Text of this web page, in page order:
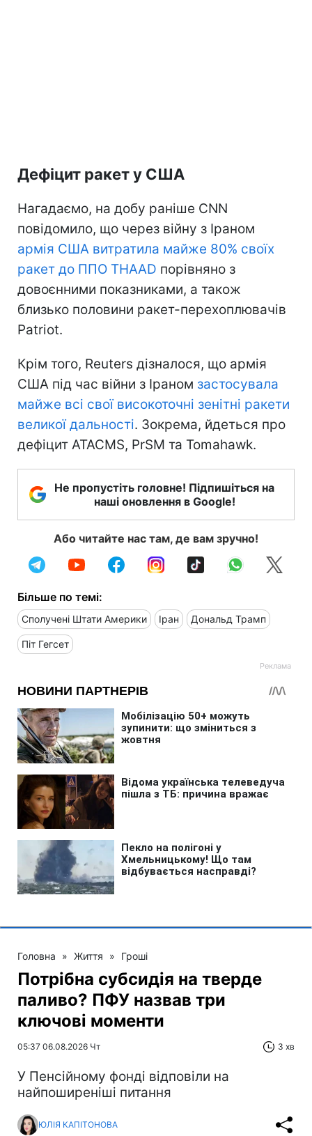
Дефіцит ракет у США
Нагадаємо, на добу раніше CNN
повідомило, що через війну з Іраном
армія США витратила майже 80% своїх
ракет до ППО THAAD порівняно з
довоєнними показниками, а також
близько половини ракет-перехоплювачів
Patriot.
Крім того, Reuters дізналося, що армія
США під час війни з Іраном застосувала
майже всі свої високоточні зенітні ракети
великої дальності. Зокрема, йдеться про
дефіцит ATACMS, PrSM та Tomahawk.
Не пропустіть головне! Підпишіться на
наші оновлення в Google!
Або читайте нас там, де вам зручно!
Більше по темі:
Сполучені Штати Америки Іран Дональд Трамп
Піт Гегсет
Головна » Життя » Гроші
Потрібна субсидія на тверде
паливо? ПФУ назвав три
ключові моменти
05:37 06.08.2026 Чт 3 хв
У Пенсійному фонді відповіли на
найпоширеніші питання
ЮЛІЯ КАПІТОНОВА